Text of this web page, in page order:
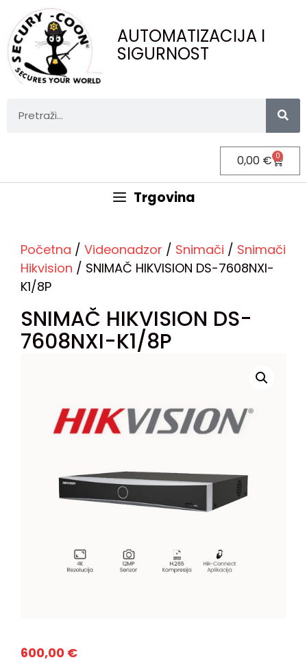
AUTOMATIZACIJA I
SIGURNOST
0,00 € 0
Trgovina
Početna / Videonadzor / Snimači / Snimači
Hikvision / SNIMAČ HIKVISION DS-7608NXI-
K1/8P
SNIMAČ HIKVISION DS-
7608NXI-K1/8P
600,00 €